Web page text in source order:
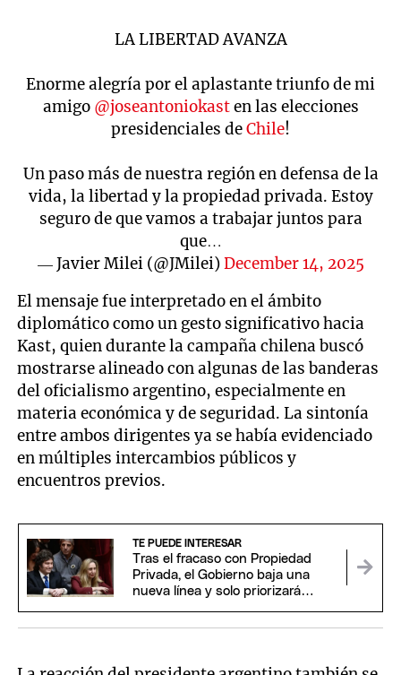
LA LIBERTAD AVANZA
Enorme alegría por el aplastante triunfo de mi
amigo @joseantoniokasten las elecciones
presidenciales deChile!
Un paso más de nuestra región en defensa de la
vida, la libertad y la propiedad privada. Estoy
seguro de que vamos a trabajar juntos para
que…
— Javier Milei (@JMilei)December 14, 2025
El mensaje fue interpretado en el ámbito
diplomático como un gesto significativo hacia
Kast, quien durante la campaña chilena buscó
mostrarse alineado con algunas de las banderas
del oficialismo argentino, especialmente en
materia económica y de seguridad. La sintonía
entre ambos dirigentes ya se había evidenciado
en múltiples intercambios públicos y
encuentros previos.
TE PUEDE INTERESAR
Tras el fracaso con Propiedad
Privada, el Gobierno baja una
nueva línea y solo priorizará